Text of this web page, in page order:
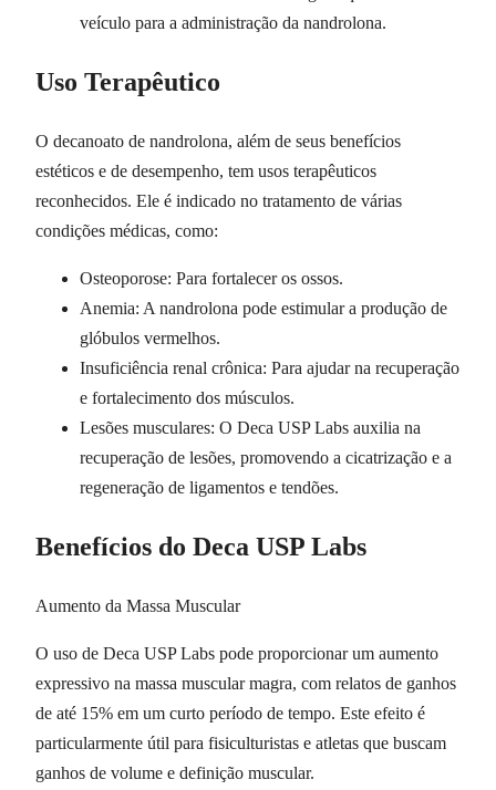
veículo para a administração da nandrolona.
Uso Terapêutico
O decanoato de nandrolona, além de seus benefícios
estéticos e de desempenho, tem usos terapêuticos
reconhecidos. Ele é indicado no tratamento de várias
condições médicas, como:
Osteoporose: Para fortalecer os ossos.
Anemia: A nandrolona pode estimular a produção de
glóbulos vermelhos.
Insuficiência renal crônica: Para ajudar na recuperação
e fortalecimento dos músculos.
Lesões musculares: O Deca USP Labs auxilia na
recuperação de lesões, promovendo a cicatrização e a
regeneração de ligamentos e tendões.
Benefícios do Deca USP Labs
Aumento da Massa Muscular
O uso de Deca USP Labs pode proporcionar um aumento
expressivo na massa muscular magra, com relatos de ganhos
de até 15% em um curto período de tempo. Este efeito é
particularmente útil para fisiculturistas e atletas que buscam
ganhos de volume e definição muscular.